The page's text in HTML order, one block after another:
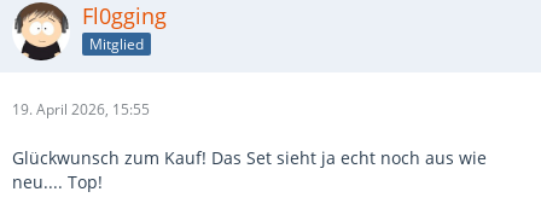
Fl0gging
Mitglied
19. April 2026, 15:55
Glückwunsch zum Kauf! Das Set sieht ja echt noch aus wie
neu.... Top!